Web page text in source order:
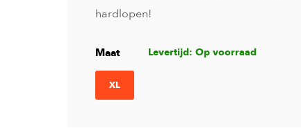
hardlopen!
Maat Levertijd: Op voorraad
XL